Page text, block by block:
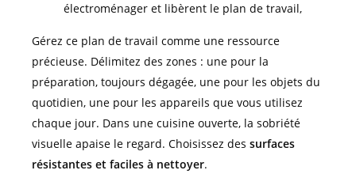
électroménager et libèrent le plan de travail,
Gérez ce plan de travail comme une ressource
précieuse. Délimitez des zones : une pour la
préparation, toujours dégagée, une pour les objets du
quotidien, une pour les appareils que vous utilisez
chaque jour. Dans une cuisine ouverte, la sobriété
visuelle apaise le regard. Choisissez des surfaces
résistantes et faciles à nettoyer.